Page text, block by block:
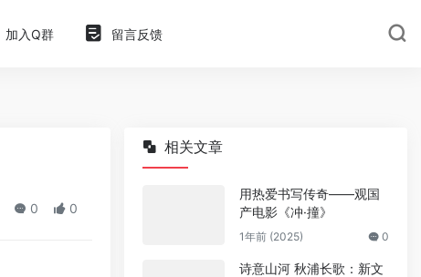
加入Q群 留言反馈
0 0
相关文章
用热爱书写传奇——观国
产电影《冲·撞》
1年前 (2025) 0
诗意山河 秋浦长歌：新文